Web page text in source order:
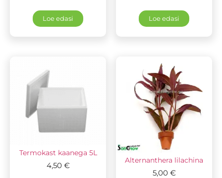
Loe edasi Loe edasi
Termokast kaanega 5L
4,50 €
Alternanthera lilachina
5,00 €